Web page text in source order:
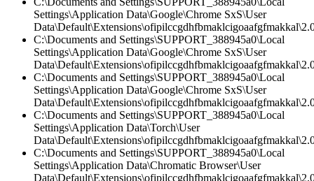
Settings\Application Data\Google\Chrome SxS\User
C:\Documents and Settings\SUPPORT_388945a0\Local
Settings\Application Data\Google\Chrome SxS\User
C:\Documents and Settings\SUPPORT_388945a0\Local
Settings\Application Data\Google\Chrome SxS\User
C:\Documents and Settings\SUPPORT_388945a0\Local
Settings\Application Data\Torch\User
C:\Documents and Settings\SUPPORT_388945a0\Local
Settings\Application Data\Chromatic Browser\User